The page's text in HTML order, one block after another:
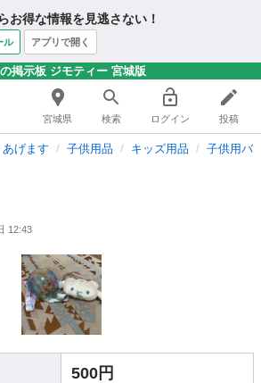
お得な情報を見逃さない！
ル アプリで開く
掲示板 ジモティー 宮城版
宮城県 検索 ログイン 投稿
げます 子供用品 キッズ用品 子供用バ
12:43
500円